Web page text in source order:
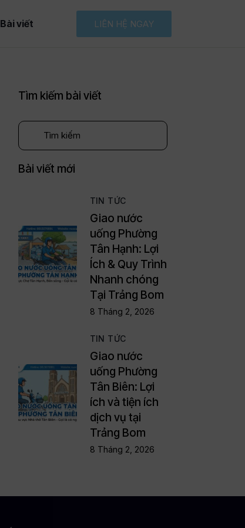
Bài viết LIÊN HỆ NGAY
Tìm kiếm bài viết
Bài viết mới
TIN TỨC
Giao nước
uống Phường
Tân Hạnh: Lợi
Ích & Quy Trình
Nhanh chóng
Tại Trảng Bom
8 Tháng 2, 2026
TIN TỨC
Giao nước
uống Phường
Tân Biên: Lợi
ích và tiện ích
dịch vụ tại
Trảng Bom
8 Tháng 2, 2026